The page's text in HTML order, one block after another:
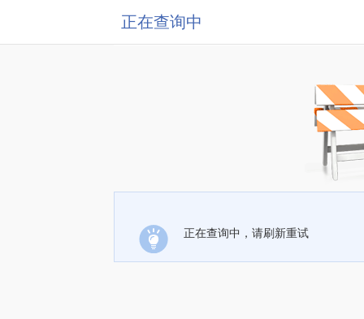
正在查询中
正在查询中，请刷新重试